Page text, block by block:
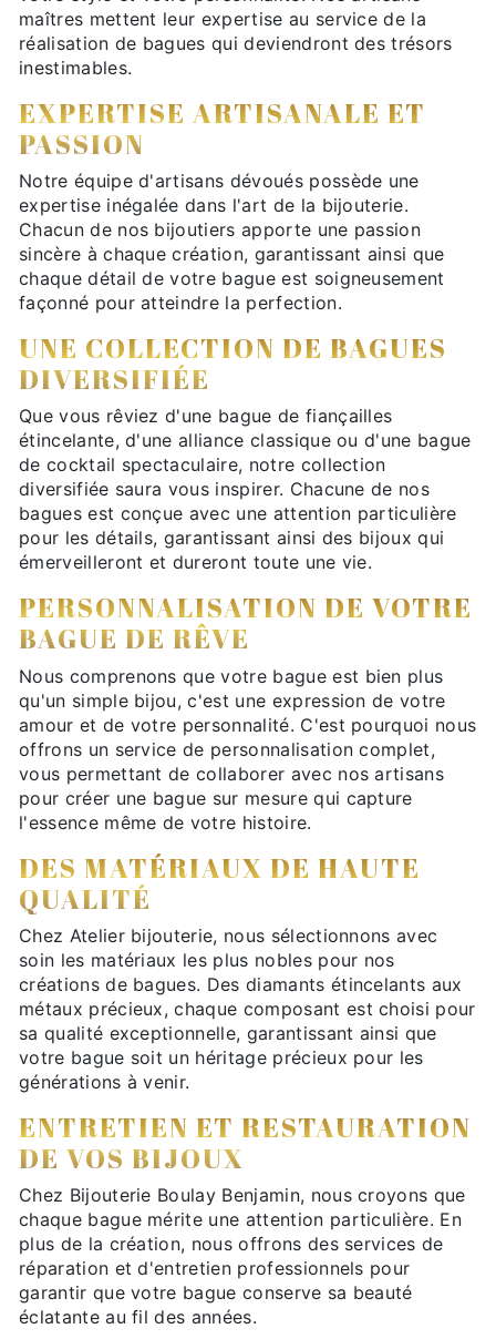
maîtres mettent leur expertise au service de la
réalisation de bagues qui deviendront des trésors
inestimables.
EXPERTISE ARTISANALE ET
PASSION
Notre équipe d'artisans dévoués possède une
expertise inégalée dans l'art de la bijouterie.
Chacun de nos bijoutiers apporte une passion
sincère à chaque création, garantissant ainsi que
chaque détail de votre bague est soigneusement
façonné pour atteindre la perfection.
UNE COLLECTION DE BAGUES
DIVERSIFIÉE
Que vous rêviez d'une bague de fiançailles
étincelante, d'une alliance classique ou d'une bague
de cocktail spectaculaire, notre collection
diversifiée saura vous inspirer. Chacune de nos
bagues est conçue avec une attention particulière
pour les détails, garantissant ainsi des bijoux qui
émerveilleront et dureront toute une vie.
PERSONNALISATION DE VOTRE
BAGUE DE RÊVE
Nous comprenons que votre bague est bien plus
qu'un simple bijou, c'est une expression de votre
amour et de votre personnalité. C'est pourquoi nous
offrons un service de personnalisation complet,
vous permettant de collaborer avec nos artisans
pour créer une bague sur mesure qui capture
l'essence même de votre histoire.
DES MATÉRIAUX DE HAUTE
QUALITÉ
Chez Atelier bijouterie, nous sélectionnons avec
soin les matériaux les plus nobles pour nos
créations de bagues. Des diamants étincelants aux
métaux précieux, chaque composant est choisi pour
sa qualité exceptionnelle, garantissant ainsi que
votre bague soit un héritage précieux pour les
générations à venir.
ENTRETIEN ET RESTAURATION
DE VOS BIJOUX
Chez Bijouterie Boulay Benjamin, nous croyons que
chaque bague mérite une attention particulière. En
plus de la création, nous offrons des services de
réparation et d'entretien professionnels pour
garantir que votre bague conserve sa beauté
éclatante au fil des années.